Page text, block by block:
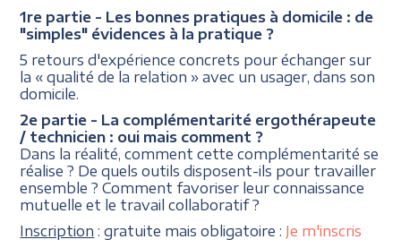
1re partie - Les bonnes pratiques à domicile : de
"simples" évidences à la pratique ?
5 retours d'expérience concrets pour échanger sur
la « qualité de la relation » avec un usager, dans son
domicile.
2e partie - La complémentarité ergothérapeute
/ technicien : oui mais comment ?
Dans la réalité, comment cette complémentarité se
réalise ? De quels outils disposent-ils pour travailler
ensemble ? Comment favoriser leur connaissance
mutuelle et le travail collaboratif ?
Inscription : gratuite mais obligatoire : Je m'inscris